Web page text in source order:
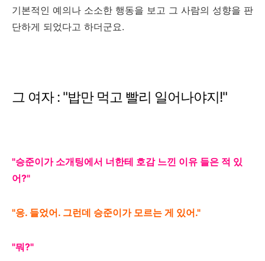
기본적인 예의나 소소한 행동을 보고 그 사람의 성향을 판
단하게 되었다고 하더군요.
그 여자 : "밥만 먹고 빨리 일어나야지!"
"승준이가 소개팅에서 너한테 호감 느낀 이유 들은 적 있
어?"
"응. 들었어. 그런데 승준이가 모르는 게 있어."
"뭐?"